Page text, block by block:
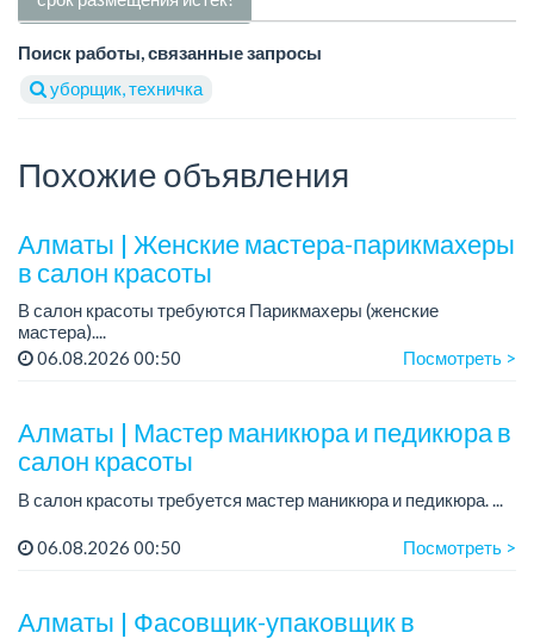
Поиск работы, связанные запросы
уборщик, техничка
Похожие объявления
Алматы | Женские мастера-парикмахеры
в салон красоты
В салон красоты требуются Парикмахеры (женские
мастера)....
06.08.2026 00:50
Посмотреть >
Алматы | Мастер маникюра и педикюра в
салон красоты
В салон красоты требуется мастер маникюра и педикюра. ...
06.08.2026 00:50 Посмотреть >
Алматы | Фасовщик-упаковщик в